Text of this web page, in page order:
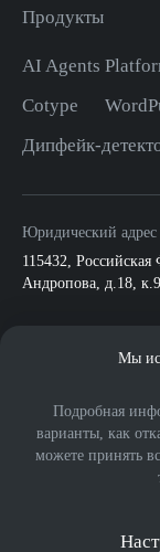
Продукты
AI Agents
Cotype
Дипфейк-
Юридический адрес
115432, Российская
Андропова, д.18,
Мы
Подробная
варианты, как
можете принять